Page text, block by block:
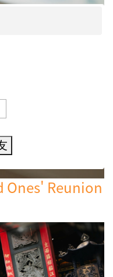
Ones' Reunion